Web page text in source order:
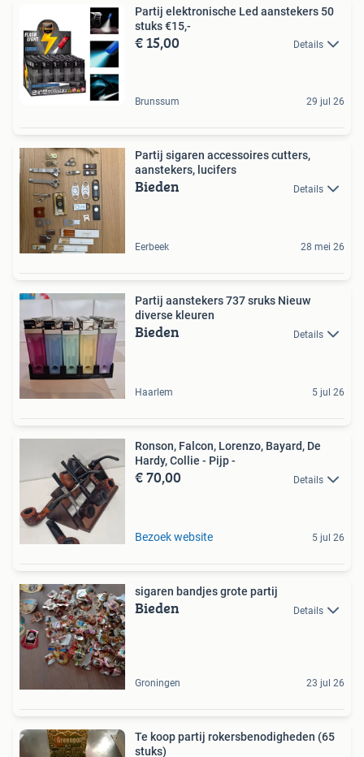
Partij elektronische Led aanstekers 50
stuks €15,-
€ 15,00 Details
Brunssum 29 jul 26
Partij sigaren accessoires cutters,
aanstekers, lucifers
Bieden Details
Eerbeek 28 mei 26
Partij aanstekers 737 sruks Nieuw
diverse kleuren
Bieden Details
Haarlem 5 jul 26
Ronson, Falcon, Lorenzo, Bayard, De
Hardy, Collie - Pijp -
€ 70,00 Details
Bezoek website 5 jul 26
sigaren bandjes grote partij
Bieden Details
Groningen 23 jul 26
Te koop partij rokersbenodigheden (65
stuks)